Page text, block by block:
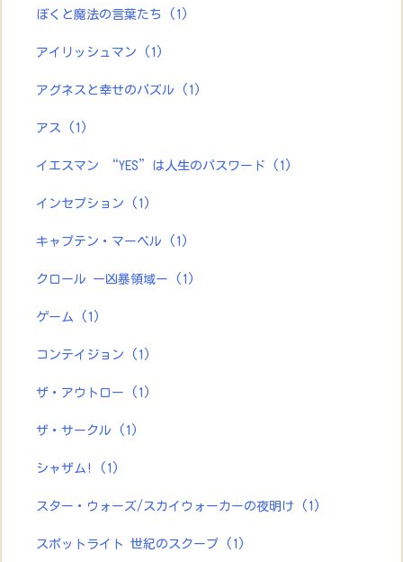
ぼくと魔法の言葉たち (1)
アイリッシュマン (1)
アグネスと幸せのパズル (1)
アス (1)
イエスマン “YES”は人生のパスワード (1)
インセプション (1)
キャプテン・マーベル (1)
クロール ー凶暴領域ー (1)
ゲーム (1)
コンテイジョン (1)
ザ・アウトロー (1)
ザ・サークル (1)
シャザム! (1)
スター・ウォーズ/スカイウォーカーの夜明け (1)
スポットライト 世紀のスクープ (1)